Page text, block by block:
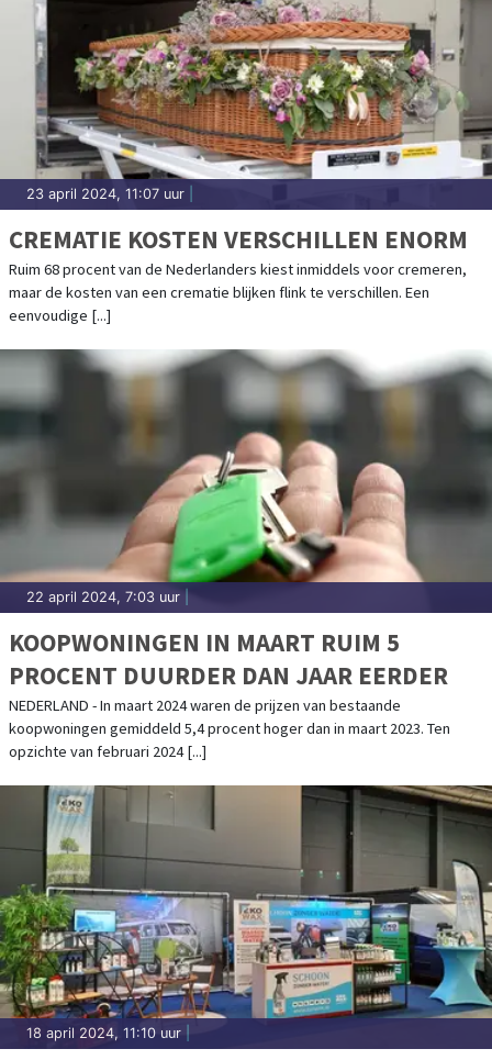
23 april 2024, 11:07 uur
CREMATIE KOSTEN VERSCHILLEN ENORM
Ruim 68 procent van de Nederlanders kiest inmiddels voor cremeren,
maar de kosten van een crematie blijken flink te verschillen. Een
eenvoudige [...]
22 april 2024, 7:03 uur
KOOPWONINGEN IN MAART RUIM 5
PROCENT DUURDER DAN JAAR EERDER
NEDERLAND - In maart 2024 waren de prijzen van bestaande
koopwoningen gemiddeld 5,4 procent hoger dan in maart 2023. Ten
opzichte van februari 2024 [...]
18 april 2024, 11:10 uur